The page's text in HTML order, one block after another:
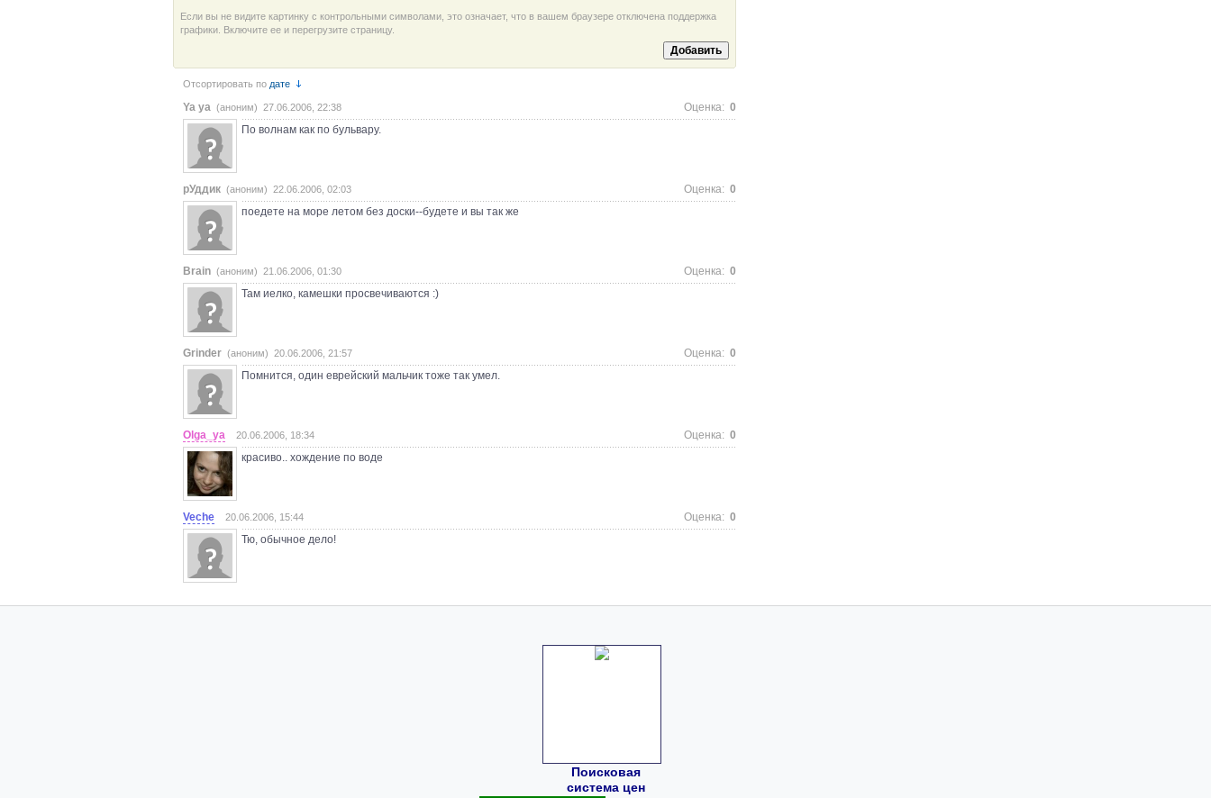
Если вы не видите картинку с контрольными символами, это означает, что в вашем браузере отключена поддержка
графики. Включите ее и перегрузите страницу.
Отсортировать по дате
Ya ya (аноним) 27.06.2006, 22:38 Оценка: 0
По волнам как по бульвару.
рУддик (аноним) 22.06.2006, 02:03 Оценка: 0
поедете на море летом без доски--будете и вы так же
Brain (аноним) 21.06.2006, 01:30 Оценка: 0
Там иелко, камешки просвечиваются :)
Grinder (аноним) 20.06.2006, 21:57 Оценка: 0
Помнится, один еврейский мальчик тоже так умел.
Olga_ya 20.06.2006, 18:34 Оценка: 0
красиво.. хождение по воде
Veche 20.06.2006, 15:44 Оценка: 0
Тю, обычное дело!
Поисковая
система цен